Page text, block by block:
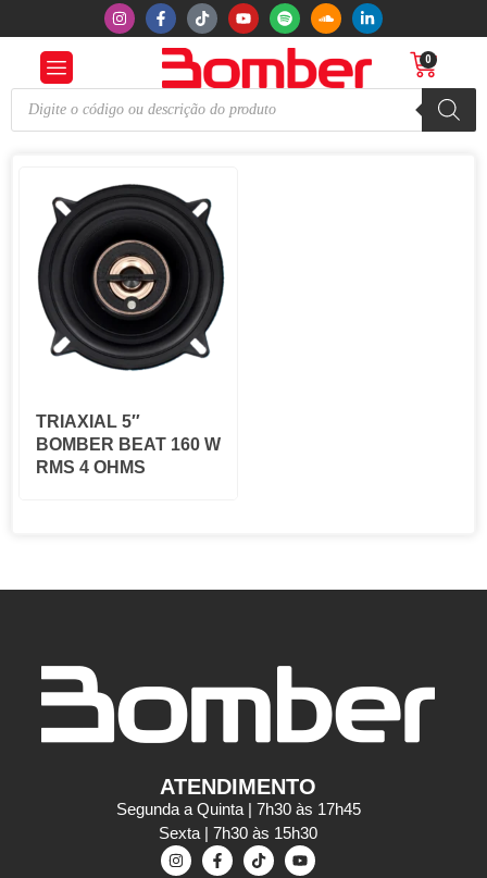
0
TRIAXIAL 5″
BOMBER BEAT 160 W
RMS 4 OHMS
ATENDIMENTO
Segunda a Quinta | 7h30 às 17h45
Sexta | 7h30 às 15h30